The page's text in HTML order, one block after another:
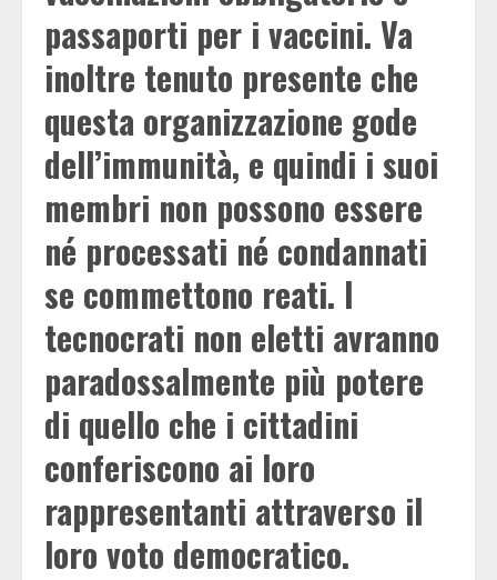
passaporti per i vaccini. Va
inoltre tenuto presente che
questa organizzazione gode
dell’immunità, e quindi i suoi
membri non possono essere
né processati né condannati
se commettono reati. I
tecnocrati non eletti avranno
paradossalmente più potere
di quello che i cittadini
conferiscono ai loro
rappresentanti attraverso il
loro voto democratico.